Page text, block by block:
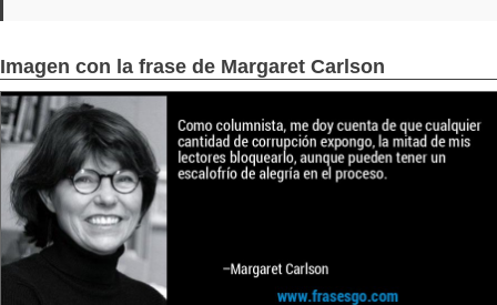
Imagen con la frase de Margaret Carlson